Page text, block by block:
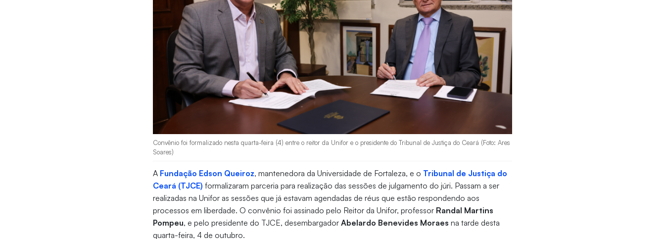
Convênio foi formalizado nesta quarta-feira (4) entre o reitor da Unifor e o presidente do Tribunal de Justiça do Ceará (Foto: Ares
Soares)
A Fundação Edson Queiroz, mantenedora da Universidade de Fortaleza, e o Tribunal de Justiça do
Ceará (TJCE) formalizaram parceria para realização das sessões de julgamento do júri. Passam a ser
realizadas na Unifor as sessões que já estavam agendadas de réus que estão respondendo aos
processos em liberdade. O convênio foi assinado pelo Reitor da Unifor, professor Randal Martins
Pompeu, e pelo presidente do TJCE, desembargadorAbelardo Benevides Moraes na tarde desta
quarta-feira, 4 de outubro.